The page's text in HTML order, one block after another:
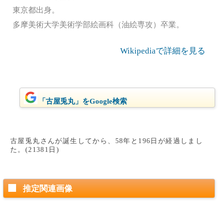
東京都出身。
多摩美術大学美術学部絵画科（油絵専攻）卒業。
Wikipediaで詳細を見る
「古屋兎丸」をGoogle検索
古屋兎丸さんが誕生してから、58年と196日が経過しまし
た。(21381日)
推定関連画像